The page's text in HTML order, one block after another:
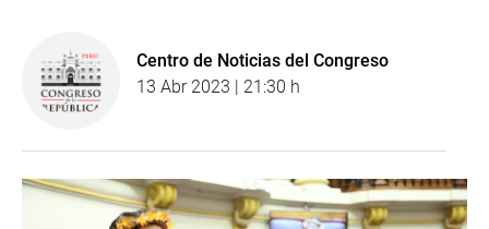
Centro de Noticias del Congreso
13 Abr 2023 | 21:30 h